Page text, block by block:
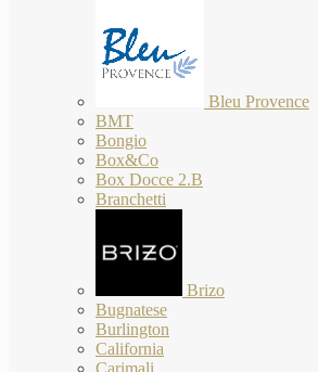
Bleu Provence
BMT
Bongio
Box&Co
Box Docce 2.B
Branchetti
Brizo
Bugnatese
Burlington
California